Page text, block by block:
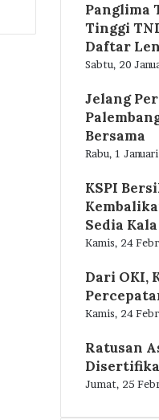
Panglima
Tinggi
Daftar
Sabtu, 20
Jelang
Bersama
Rabu, 1
KSPI
Sedia Kala
Kamis, 24
Dari OKI,
Kamis, 24
Ratusan
Jumat, 25